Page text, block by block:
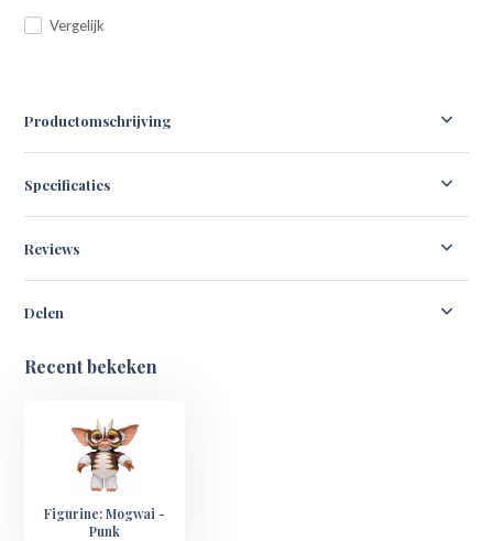
Vergelijk
Productomschrijving
Specificaties
Reviews
Delen
Recent bekeken
Figurine: Mogwai -
Punk